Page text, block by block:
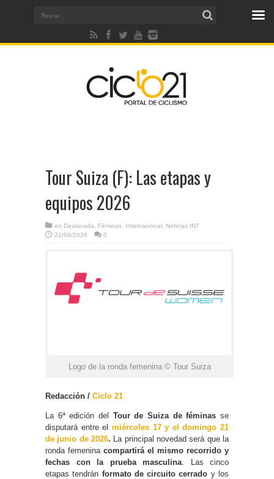
Tour Suiza (F): Las etapas y
equipos 2026
en Destacada Féminas Internacional
Noticias INT
21/06/2026
0
Logo de la ronda femenina © Tour Suiza
Redacción / Ciclo 21
La 6ª edición del Tour de Suiza de féminas se
disputará entre el miércoles 17 y el domingo 21
de junio de 2026. La principal novedad será que la
ronda femenina compartirá el mismo recorrido y
fechas con la prueba masculina . Las cinco
etapas tendrán formato de circuito cerrado y los